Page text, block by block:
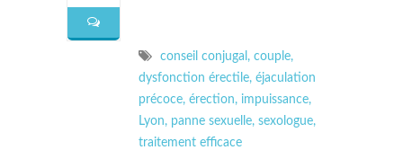
conseil conjugal , couple,
dysfonction érectile, éjaculation
précoce, érection, impuissance,
Lyon, panne sexuelle, sexologue,
traitement efficace